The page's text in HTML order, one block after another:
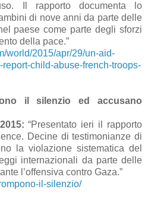
Il rapporto documenta lo
di nove anni da parte delle
paese come parte degli sforzi
della pace.”
world/2015/apr/29/un-aid-
child-abuse-french-troops-
il silenzio ed accusano
“Presentato ieri il rapporto
Decine di testimonianze di
la violazione sistematica del
internazionali da parte delle
l’offensiva contro Gaza.”
il-silenzio/